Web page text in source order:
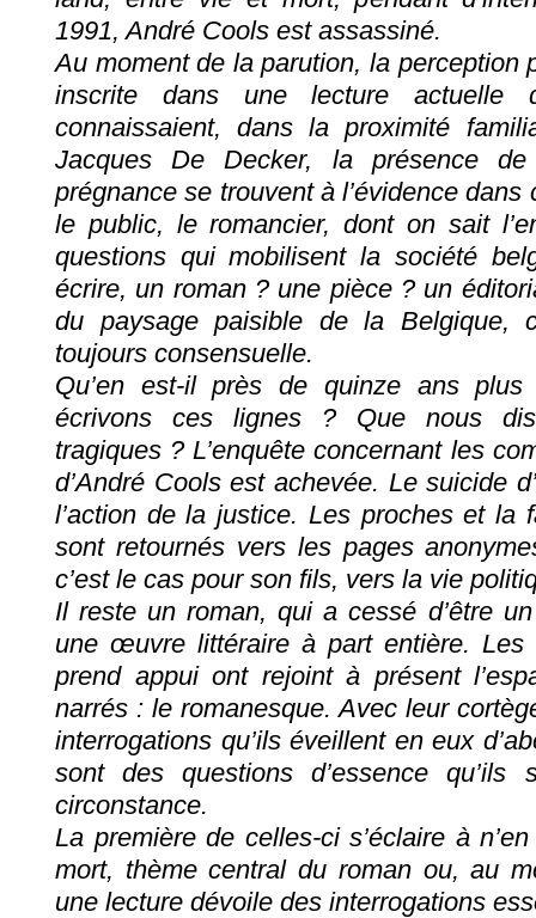
1991, André Cools est assassiné.
Au moment de la parution, la perception
inscrite dans une lecture
connaissaient, dans la proximité
Jacques De Decker, la présence
prégnance se trouvent à l’évidence
le public, le romancier, dont on sait
questions qui mobilisent la société
écrire, un roman ? une pièce ? un
du paysage paisible de la Belgique,
toujours consensuelle.
Qu’en est-il près de quinze ans
écrivons ces lignes ? Que nous
tragiques ? L’enquête concernant les
d’André Cools est achevée. Le suicide
l’action de la justice. Les proches et la
sont retournés vers les pages
c’est le cas pour son fils, vers la vie
Il reste un roman, qui a cessé d’être
une œuvre littéraire à part entière. Les
prend appui ont rejoint à présent
narrés : le romanesque. Avec leur
interrogations qu’ils éveillent en eux
sont des questions d’essence
circonstance.
La première de celles-ci s’éclaire à
mort, thème central du roman ou, au
une lecture dévoile des interrogations